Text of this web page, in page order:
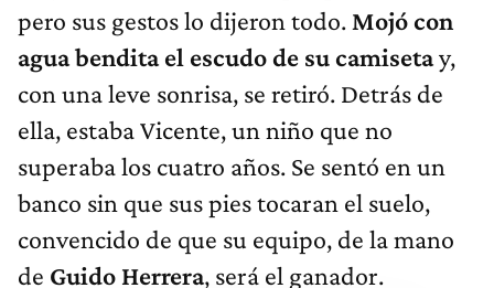
pero sus gestos lo dijeron todo. Mojó con
agua bendita el escudo de su camisetay,
con una leve sonrisa, se retiró. Detrás de
ella, estaba Vicente, un niño que no
superaba los cuatro años. Se sentó en un
banco sin que sus pies tocaran el suelo,
convencido de que su equipo, de la mano
de Guido Herrera, será el ganador.